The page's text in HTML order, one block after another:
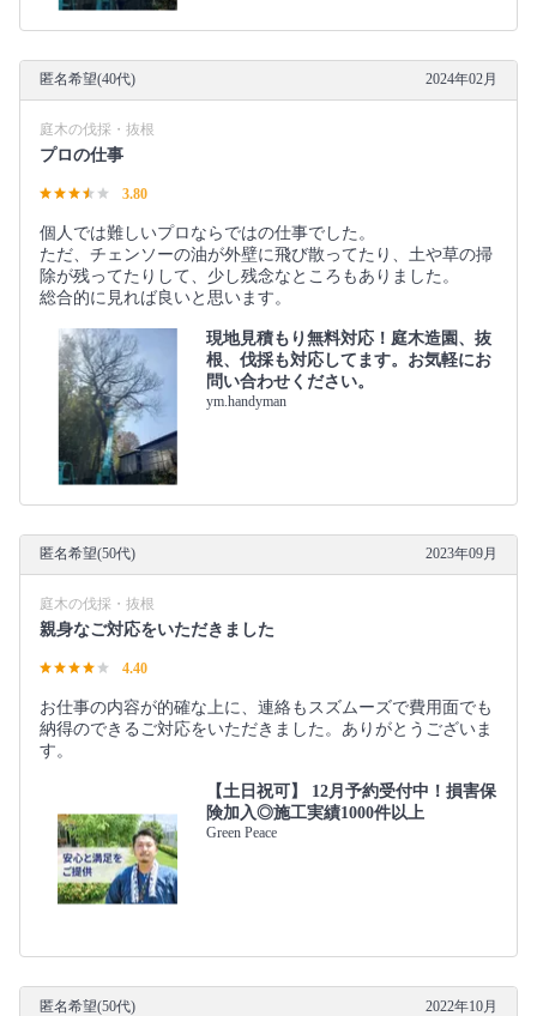
匿名希望(40代) 2024年02月
庭木の伐採・抜根
プロの仕事
3.80
個人では難しいプロならではの仕事でした。
ただ、チェンソーの油が外壁に飛び散ってたり、土や草の掃
除が残ってたりして、少し残念なところもありました。
総合的に見れば良いと思います。
現地見積もり無料対応！庭木造園、抜
根、伐採も対応してます。お気軽にお
問い合わせください。
ym.handyman
匿名希望(50代) 2023年09月
庭木の伐採・抜根
親身なご対応をいただきました
4.40
お仕事の内容が的確な上に、連絡もスズムーズで費用面でも
納得のできるご対応をいただきました。ありがとうございま
す。
【土日祝可】 12月予約受付中！損害保
険加入◎施工実績1000件以上
Green Peace
匿名希望(50代) 2022年10月